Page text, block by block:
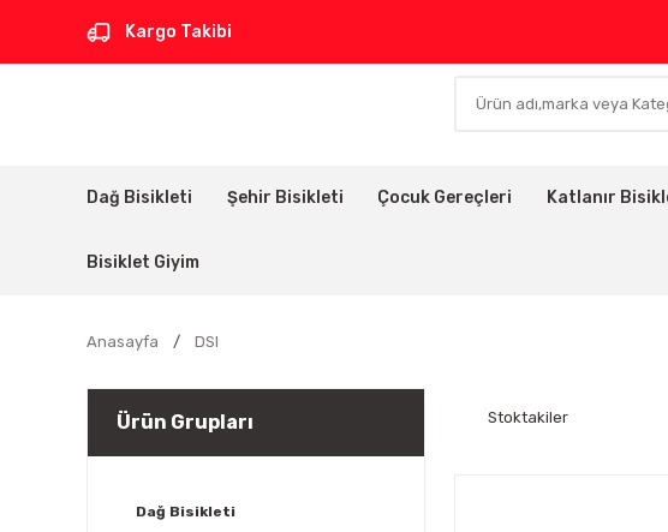
Kargo Takibi
Dağ Bisikleti Şehir Bisikleti Çocuk Gereçleri Katlanır
Bisiklet Giyim
Anasayfa DSI
Ürün Grupları
Dağ Bisikleti
Stoktakiler